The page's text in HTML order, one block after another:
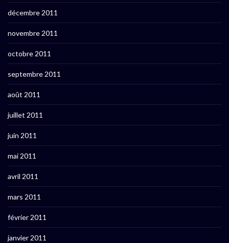
décembre 2011
novembre 2011
octobre 2011
septembre 2011
août 2011
juillet 2011
juin 2011
mai 2011
avril 2011
mars 2011
février 2011
janvier 2011